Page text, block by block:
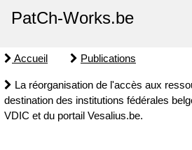
PatCh-Works.be
Accueil Publications
La réorganisation de l'accès aux
destination des institutions fédérales
VDIC et du portail Vesalius.be.